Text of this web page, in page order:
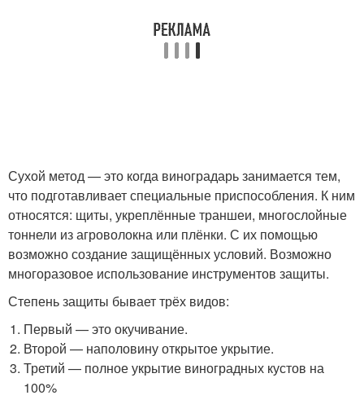
Сухой метод — это когда виноградарь занимается тем,
что подготавливает специальные приспособления. К ним
относятся: щиты, укреплённые траншеи, многослойные
тоннели из агроволокна или плёнки. С их помощью
возможно создание защищённых условий. Возможно
многоразовое использование инструментов защиты.
Степень защиты бывает трёх видов:
Первый — это окучивание.
Второй — наполовину открытое укрытие.
Третий — полное укрытие виноградных кустов на
100%